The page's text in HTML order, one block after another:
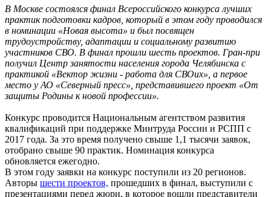
В Москве состоялся финал Всероссийского конкурса лучших
практик подготовки кадров, который в этом году проводился
в номинации «Новая высота» и был посвящен
трудоустройству, адаптации и социальному развитию
участников СВО. В финал прошли шесть проектов. Гран-при
получил Центр занятости населения города Челябинска с
практикой «Вектор жизни - работа для СВОих», а первое
место у АО «Северный пресс», представившего проект «От
защиты Родины к новой профессии».
Конкурс проводится Национальным агентством развития
квалификаций при поддержке Минтруда России и РСПП с
2017 года. За это время получено свыше 1,1 тысячи заявок,
отобрано свыше 90 практик. Номинация конкурса
обновляется ежегодно.
В этом году заявки на конкурс поступили из 20 регионов.
Авторы шести проектов, прошедших в финал, выступили с
презентациями перед жюри, в которое вошли представители